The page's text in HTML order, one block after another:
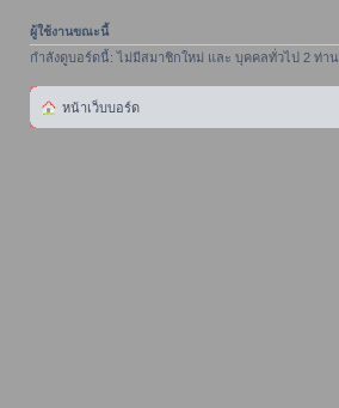
ผู้ใช้งานขณะนี้
กำลังดูบอร์ดนี้: ไม่มีสมาชิกใหม่ และ บุคคลทั่วไป 2 ท่าน
หน้าเว็บบอร์ด